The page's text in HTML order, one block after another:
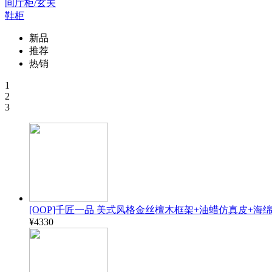
间厅柜/玄关
鞋柜
新品
推荐
热销
1
2
3
[OOP]千匠一品 美式风格金丝檀木框架+油蜡仿真皮+海
¥4330